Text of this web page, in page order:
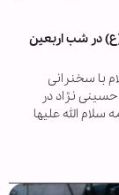
در شب اربعین
با سخنرانی
نژاد در
الله علیها